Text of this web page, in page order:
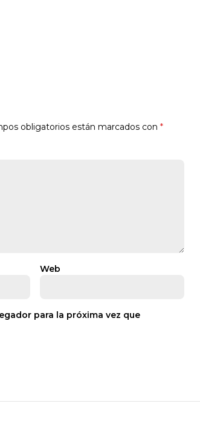
obligatorios están marcados con *
Web
para la próxima vez que